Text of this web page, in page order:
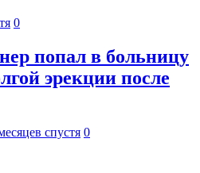
0
попал в больницу
эрекции после
спустя 0